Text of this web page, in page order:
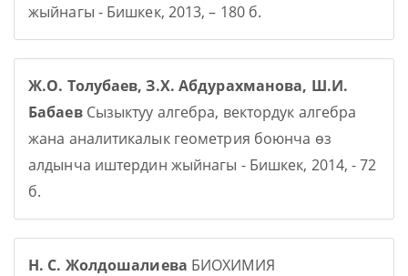
жыйнагы - Бишкек, 2013, – 180 б.
Ж.О. Толубаев, З.Х. Абдурахманова, Ш.И.
БабаевСызыктуу алгебра, вектордук алгебра
жана аналитикалык геометрия боюнча өз
алдынча иштердин жыйнагы - Бишкек, 2014, - 72
б.
Н. С. Жолдошалиева БИОХИМИЯ